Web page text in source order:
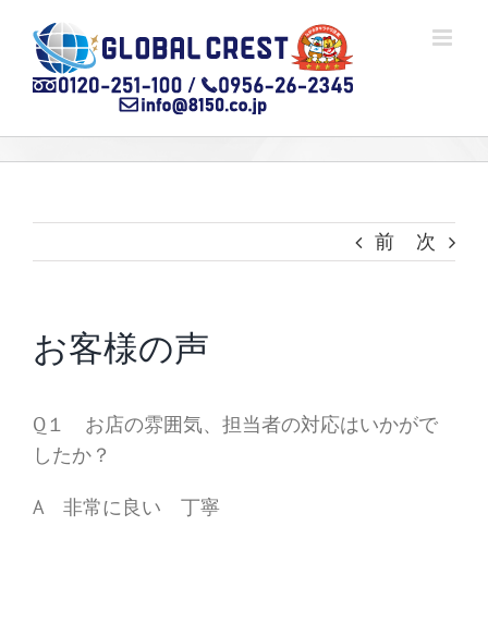
content
前 次
お客様の声
Q１ お店の雰囲気、担当者の対応はいかがで
したか？
A 非常に良い 丁寧